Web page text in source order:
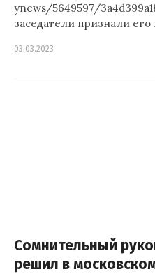
ynews/5649597/
заседатели признали
03.03.2023
Сомнительный
решил в